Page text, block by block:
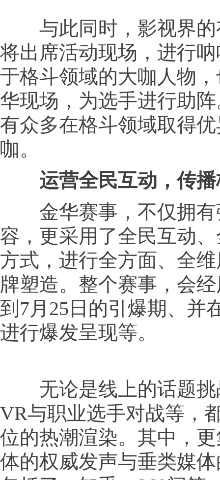
与此同时，影视界的
将出席活动现场，进行
于格斗领域的大咖人物
华现场，为选手进行助
有众多在格斗领域取得
咖。
运营全民互动，传
金华赛事，不仅拥有
容，更采用了全民互动
方式，进行全方面、全
牌塑造。整个赛事，会
到7月25日的引爆期、并
进行爆发呈现等。
无论是线上的话题挑
VR与职业选手对战等，
位的热潮渲染。其中，
体的权威发声与垂类媒